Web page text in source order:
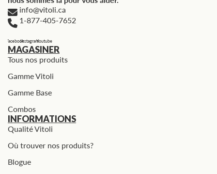
info@vitoli.ca
1-877-405-7652
FacebookInstagramYoutube
MAGASINER
Tous nos produits
Gamme Vitoli
Gamme Base
Combos
INFORMATIONS
Qualité Vitoli
Où trouver nos produits?
Blogue